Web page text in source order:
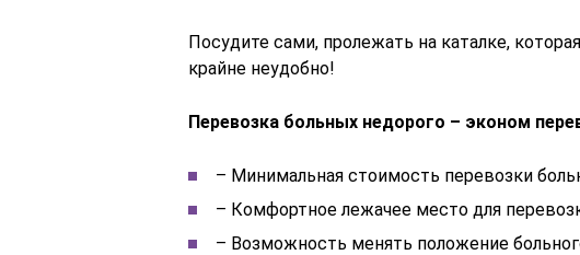
Посудите сами, пролежать на каталке,
крайне неудобно!
Перевозка больных недорого – эконом
– Минимальная стоимость перевозки
– Комфортное лежачее место для
– Возможность менять положение